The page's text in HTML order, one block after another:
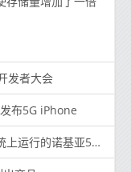
发者大会
布5G iPhone
基亚5.3模型大行其道